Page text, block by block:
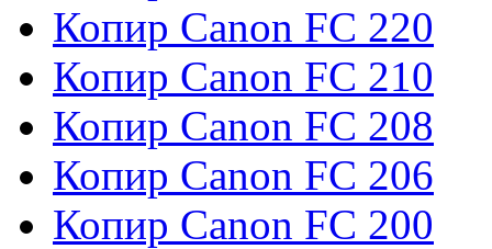
Копир Canon FC 220
Копир Canon FC 210
Копир Canon FC 208
Копир Canon FC 206
Копир Canon FC 200